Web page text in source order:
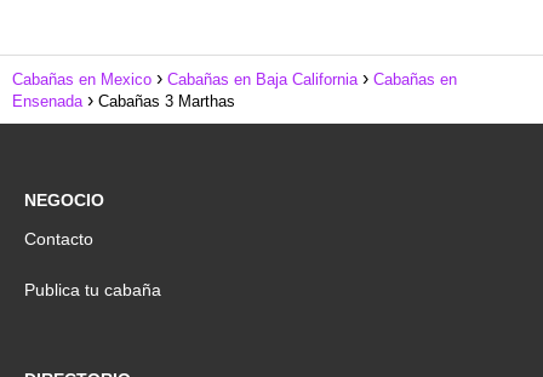
Cabañas en Mexico Cabañas en Baja California
Cabañas en
Ensenada
Cabañas 3 Marthas
NEGOCIO
Contacto
Publica tu cabaña